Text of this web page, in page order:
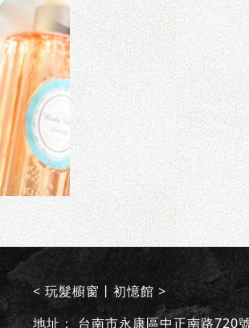
< 玩髮櫥窗丨初憶館 >
地址：台南市永康區中正南路720